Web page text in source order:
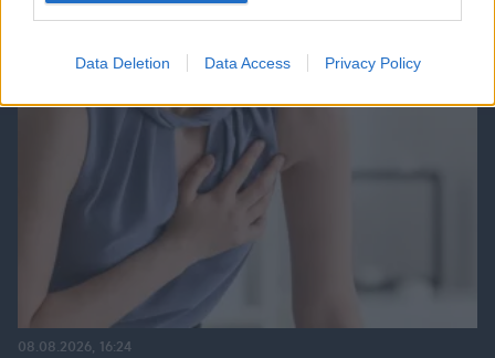
Data Deletion Data Access Privacy Policy
08.08.2026, 16:24